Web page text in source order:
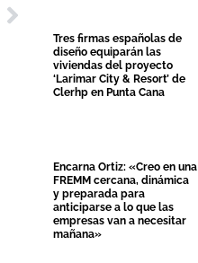
Tres firmas españolas de
diseño equiparán las
viviendas del proyecto
‘Larimar City & Resort’ de
Clerhp en Punta Cana
Encarna Ortiz: «Creo en una
FREMM cercana, dinámica
y preparada para
anticiparse a lo que las
empresas van a necesitar
mañana»